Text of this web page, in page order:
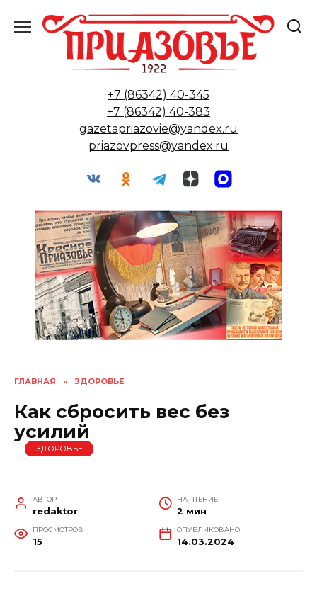
содержанию
+7 (86342) 40-345
+7 (86342) 40-383
gazetapriazovie@yandex.ru
priazovpress@yandex.ru
ГЛАВНАЯ » ЗДОРОВЬЕ
Как сбросить вес без
усилий
ЗДОРОВЬЕ
АВТОР
redaktor
НА ЧТЕНИЕ
2 мин
ПРОСМОТРОВ
15
ОПУБЛИКОВАНО
14.03.2024